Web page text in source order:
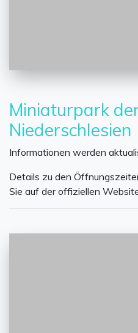
Miniaturpark
Niederschlesien
Informationen werden
Details zu den
Sie auf der offiziellen